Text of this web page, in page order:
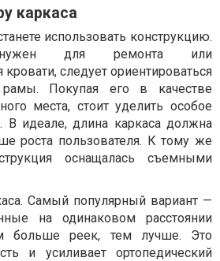
каркаса
использовать конструкцию.
для ремонта или
следует ориентироваться
Покупая его в качестве
места, стоит уделить особое
В идеале, длина каркаса должна
роста пользователя. К тому же
оснащалась съемными
Самый популярный вариант —
на одинаковом расстоянии
больше реек, тем лучше. Это
и усиливает ортопедический